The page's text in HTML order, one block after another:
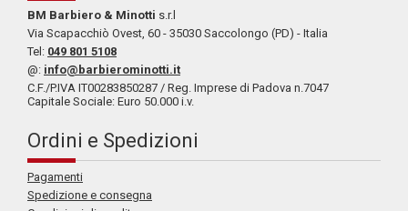
BM Barbiero & Minotti s.r.l
Via Scapacchiò Ovest, 60 - 35030 Saccolongo (PD) - Italia
Tel: 049 801 5108
@: info@barbierominotti.it
C.F./P.IVA IT00283850287 / Reg. Imprese di Padova n.7047
Capitale Sociale: Euro 50.000 i.v.
Ordini e Spedizioni
Pagamenti
Spedizione e consegna